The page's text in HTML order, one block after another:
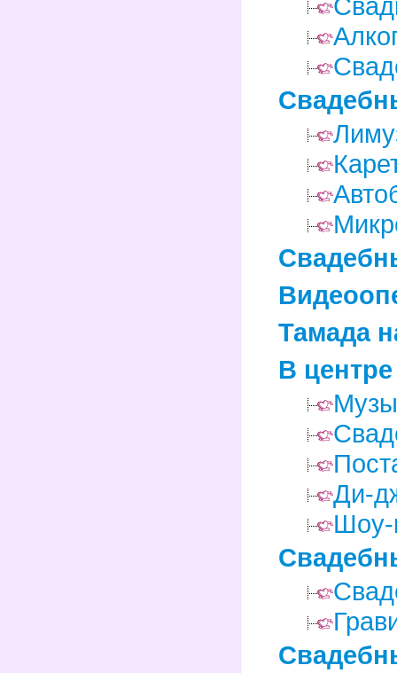
Тамада
В
Ди-
Шоу-